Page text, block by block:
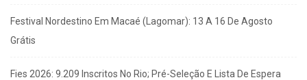
Festival Nordestino Em Macaé (Lagomar): 13 A 16 De Agosto
Grátis
Fies 2026: 9.209 Inscritos No Rio; Pré-Seleção E Lista De Espera